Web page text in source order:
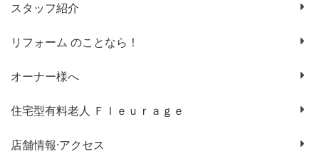
スタッフ紹介
リフォーム のことなら！
オーナー様へ
住宅型有料老人 Ｆｌｅｕｒａｇｅ
店舗情報·アクセス